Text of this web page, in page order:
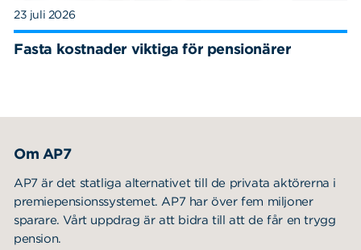
23 juli 2026
Fasta kostnader viktiga för pensionärer
Om AP7
AP7 är det statliga alternativet till de privata aktörerna i
premiepensionssystemet. AP7 har över fem miljoner
sparare. Vårt uppdrag är att bidra till att de får en trygg
pension.